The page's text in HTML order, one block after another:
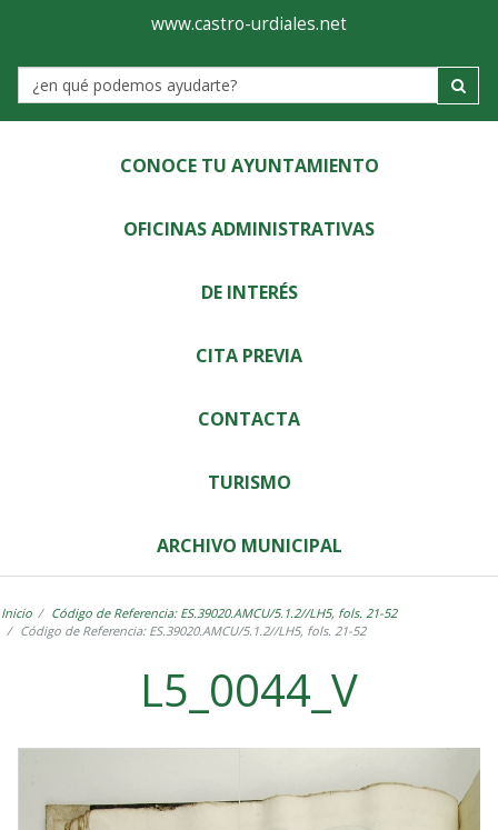
Ayuntamiento
de
Castro-
Urdiales
www.castro-urdiales.net
Label
CONOCE TU AYUNTAMIENTO
OFICINAS ADMINISTRATIVAS
DE INTERÉS
CITA PREVIA
CONTACTA
TURISMO
ARCHIVO MUNICIPAL
Inicio
Código de Referencia: ES.39020.AMCU/5.1.2//LH5, fols. 21-52
Código de Referencia: ES.39020.AMCU/5.1.2//LH5, fols. 21-52
L5_0044_V